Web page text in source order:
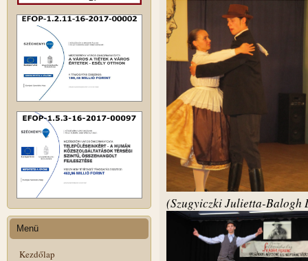
Menü
Kezdőlap
(Szugyiczki Julietta-Balogh